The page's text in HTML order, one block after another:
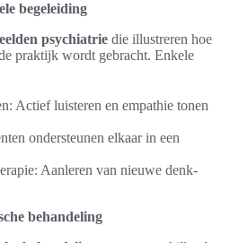
begeleiding
psychiatrie die illustreren hoe
praktijk wordt gebracht. Enkele
Actief luisteren en empathie tonen
ondersteunen elkaar in een
Aanleren van nieuwe denk-
behandeling